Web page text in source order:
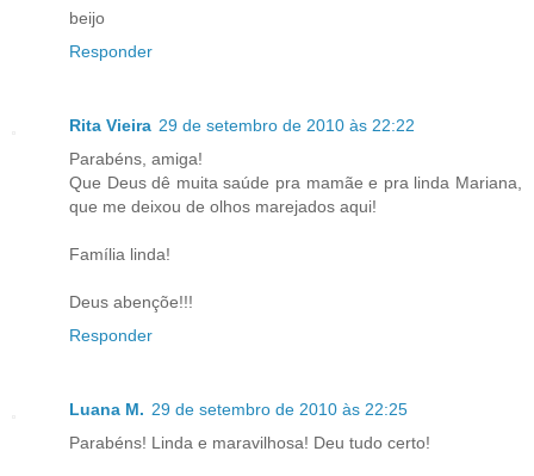
beijo
Responder
Rita Vieira 29 de setembro de 2010 às 22:22
Parabéns, amiga!
Que Deus dê muita saúde pra mamãe e pra linda Mariana,
que me deixou de olhos marejados aqui!
Família linda!
Deus abençõe!!!
Responder
Luana M. 29 de setembro de 2010 às 22:25
Parabéns! Linda e maravilhosa! Deu tudo certo!